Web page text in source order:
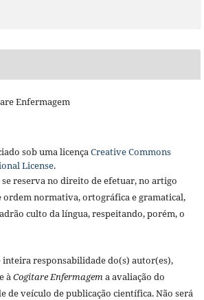
Enfermagem
sob uma licençaCreative Commons
License.
reserva no direito de efetuar, no artigo
ordem normativa, ortográfica e gramatical,
culto da língua, respeitando, porém, o
inteira responsabilidade do(s) autor(es),
àCogitare Enfermagema avaliação do
de veículo de publicação científica. Não será